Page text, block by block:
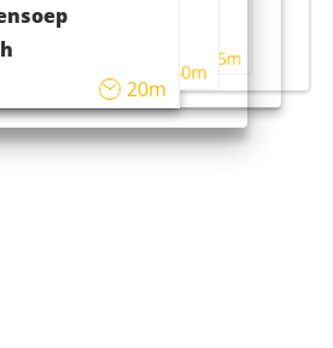
45m
20m
rijstsalade
40m
4 55m